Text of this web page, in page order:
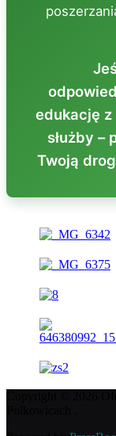
edukację
służby –
Twoją